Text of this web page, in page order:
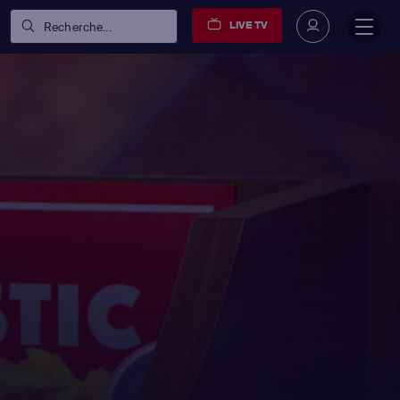
Recherche... LIVE TV